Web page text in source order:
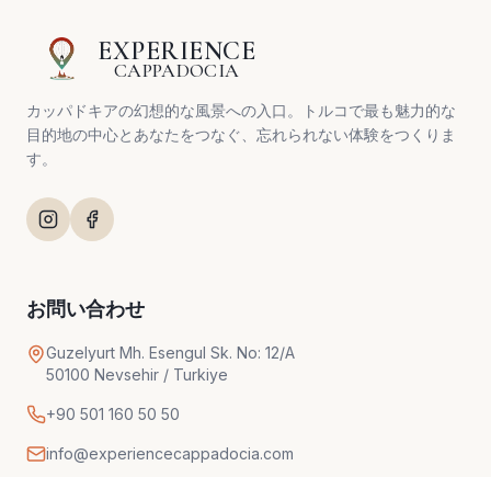
EXPERIENCE
CAPPADOCIA
カッパドキアの幻想的な風景への入口。トルコで最も魅力的な
目的地の中心とあなたをつなぐ、忘れられない体験をつくりま
す。
お問い合わせ
Guzelyurt Mh. Esengul Sk. No: 12/A
50100 Nevsehir / Turkiye
+90 501 160 50 50
info@experiencecappadocia.com